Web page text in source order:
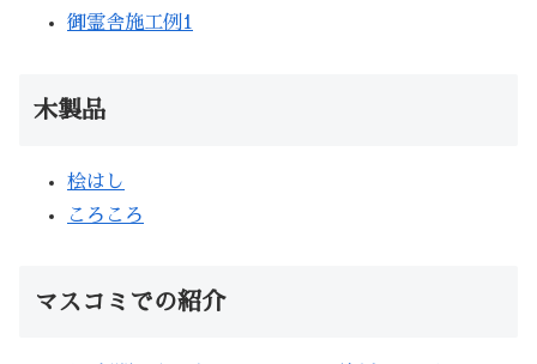
御霊舎施工例1
木製品
桧はし
ころころ
マスコミでの紹介